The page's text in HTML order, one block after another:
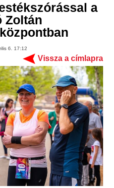
a
Zoltán
6. 17:12
Vissza a címlapra